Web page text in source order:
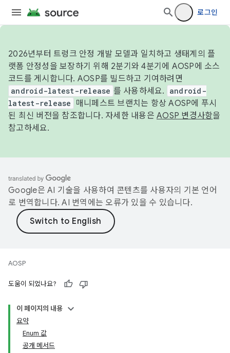
로그인
2026년부터 트렁크 안정 개발 모델과 일치하고 생태계의 플
랫폼 안정성을 보장하기 위해 2분기와 4분기에 AOSP에 소스
코드를 게시합니다. AOSP를 빌드하고 기여하려면
android-latest-release 를 사용하세요.
android-
latest-release
매니페스트 브랜치는 항상 AOSP에 푸시
된 최신 버전을 참조합니다. 자세한 내용은 AOSP 변경사항을
참고하세요.
Google은 AI 기술을 사용하여 콘텐츠를 사용자의 기본 언어
로 번역합니다. AI 번역에는 오류가 있을 수 있습니다.
AOSP
도움이 되었나요?
이 페이지의 내용
요약
Enum 값
공개 메서드